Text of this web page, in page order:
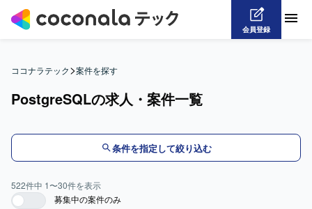
会員登録
ココナラテック>案件を探す
PostgreSQLの求人・案件一覧
条件を指定して絞り込む
522件中 1〜30件を表示
募集中の案件のみ